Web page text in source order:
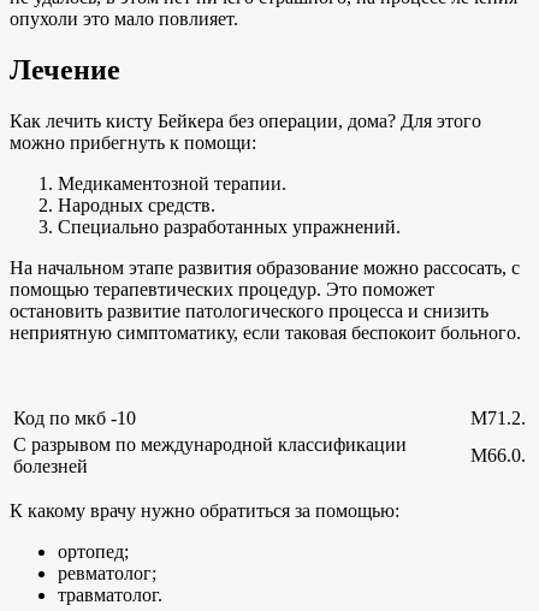
опухоли это мало повлияет.
Лечение
Как лечить кисту Бейкера без операции, дома? Для этого
можно прибегнуть к помощи:
Медикаментозной терапии.
Народных средств.
Специально разработанных упражнений.
На начальном этапе развития образование можно рассосать, с
помощью терапевтических процедур. Это поможет
остановить развитие патологического процесса и снизить
неприятную симптоматику, если таковая беспокоит больного.
Код по мкб -10
M71.2.
С разрывом по международной классификации
болезней
M66.0.
К какому врачу нужно обратиться за помощью:
ортопед;
ревматолог;
травматолог.